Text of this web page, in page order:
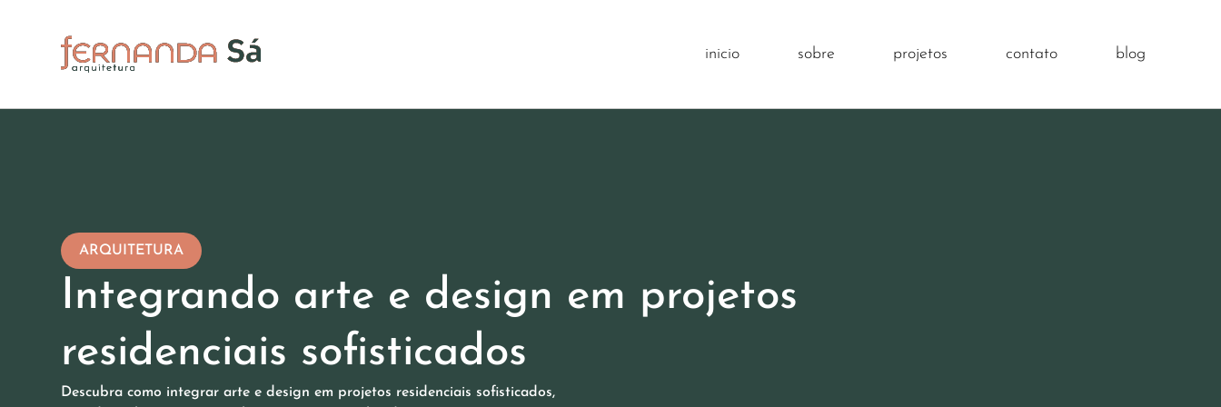
inicio sobre projetos contato blog
ARQUITETURA
Integrando arte e design em projetos
residenciais sofisticados
Descubra como integrar arte e design em projetos residenciais sofisticados,